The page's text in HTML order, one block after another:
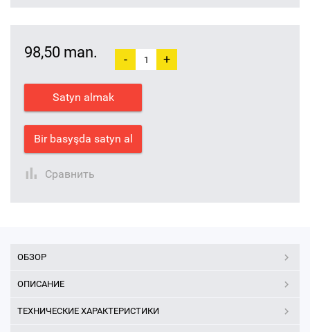
98,50 man. - +
Satyn almak
Bir basyşda satyn al
Сравнить
ОБЗОР
ОПИСАНИЕ
ТЕХНИЧЕСКИЕ ХАРАКТЕРИСТИКИ